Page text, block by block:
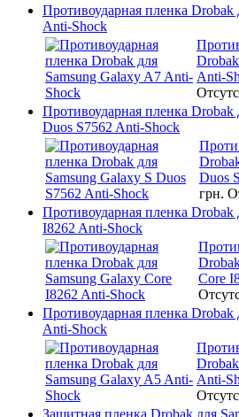
Противоударная пленка Drobak
Anti-Shock
Anti-
Противоударная пленка Drobak
Duos S7562 Anti-Shock
Duos
грн.
Противоударная пленка Drobak
I8262 Anti-Shock
Core
Противоударная пленка Drobak
Anti-Shock
Anti-
Защитная пленка Drobak для